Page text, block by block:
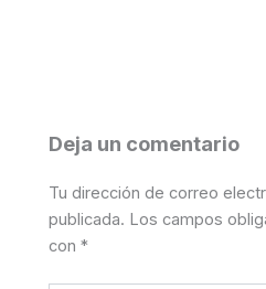
Deja un comentario
Tu dirección de correo
publicada. Los campos
con*